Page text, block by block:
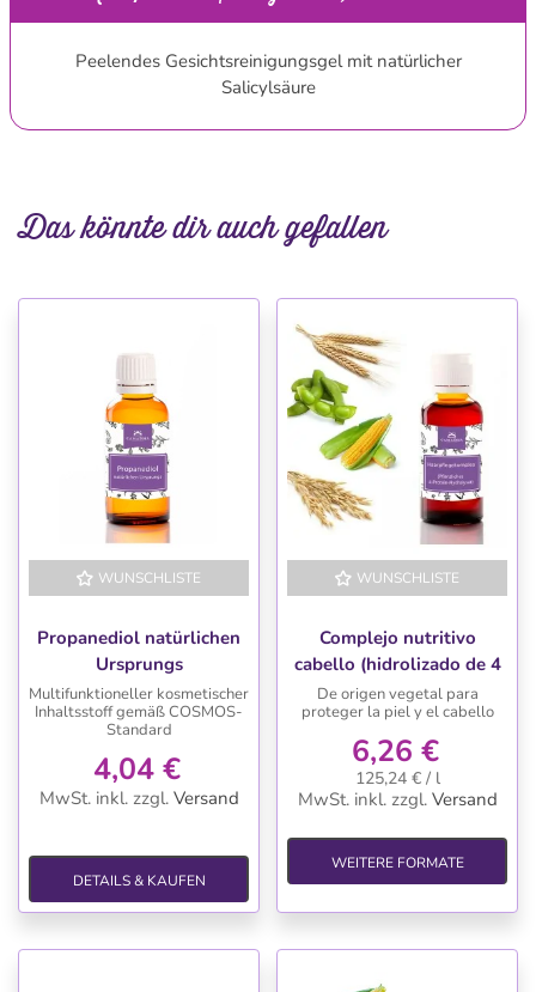
Peelendes Gesichtsreinigungsgel mit natürlicher
Salicylsäure
Das könnte dir auch gefallen
WUNSCHLISTE
Propanediol natürlichen
Ursprungs
Multifunktioneller kosmetischer
Inhaltsstoff gemäß COSMOS-
Standard
4,04 €
MwSt. inkl. zzgl. Versand
DETAILS & KAUFEN
WUNSCHLISTE
Complejo nutritivo
cabello (hidrolizado de 4
proteinas vegetales)
De origen vegetal para
proteger la piel y el cabello
6,26 €
125,24 € / l
MwSt. inkl. zzgl. Versand
WEITERE FORMATE